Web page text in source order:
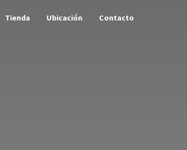
Tienda Ubicación Contacto